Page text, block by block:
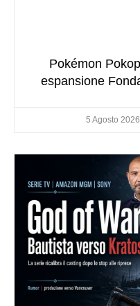
Pokémon
espansione
5 Agosto 2026